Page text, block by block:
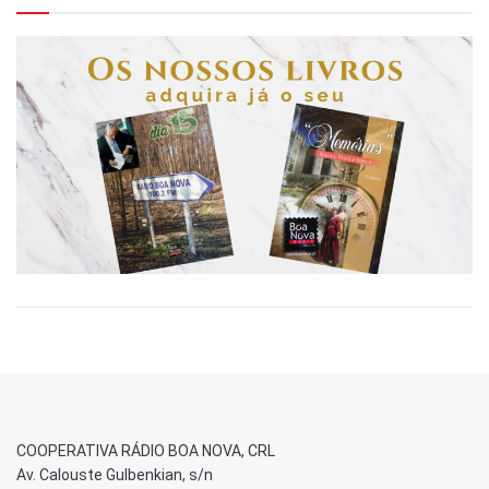
COOPERATIVA RÁDIO BOA NOVA, CRL
Av. Calouste Gulbenkian, s/n